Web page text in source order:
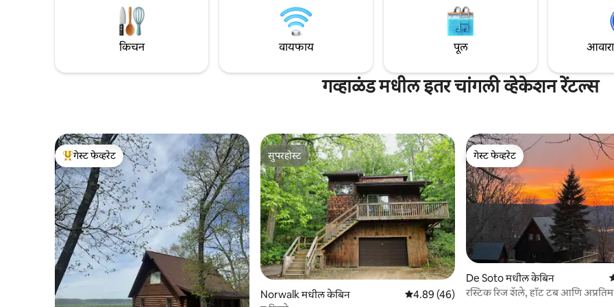
Justin Time वर हॉट टब्स असलेल्या सर्व 7
फिशिंग हा एक उत्तम मनोरंजन आहे. निसर्गाच्या
सानिध्यात रहा.
कुटुंब आणि मित्रमैत्रिणींसह गेटअवेद्वारे
किचन वायफाय पूल
गव्हाळंड मधील इतर चांगली व्हेकेशन रेंटल्स
टॉप गेस्ट फेव्हरेट
गेस्ट फेव्हरेट
सुपरहोस्ट
सुपरहोस्ट
Norwalk मधील केबिन 5 पैकी 4.89 सरासरी रेटिंग, 46 रिव्ह्यूज
4.89 (46)
गेस्ट फेव्हरेट
गेस्ट फेव्हरेट
De Soto मधील केबिन
रस्टिक रिज शॅले, हॉट टब आणि